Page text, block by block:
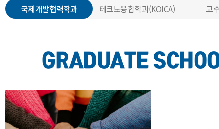
국제개발협력학과 테크노융합학과(KOICA) 교
GRADUATE